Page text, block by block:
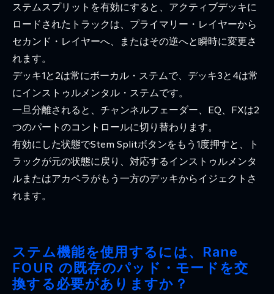
ステムスプリットを有効にすると、アクティブデッキに
ロードされたトラックは、プライマリー・レイヤーから
セカンド・レイヤーへ、またはその逆へと瞬時に変更さ
れます。
デッキ1と2は常にボーカル・ステムで、デッキ3と4は常
にインストゥルメンタル・ステムです。
一旦分離されると、チャンネルフェーダー、EQ、FXは2
つのパートのコントロールに切り替わります。
有効にした状態でStem Splitボタンをもう1度押すと、ト
ラックが元の状態に戻り、対応するインストゥルメンタ
ルまたはアカペラがもう一方のデッキからイジェクトさ
れます。
ステム機能を使用するには、Rane
FOUR の既存のパッド・モードを交
換する必要がありますか？